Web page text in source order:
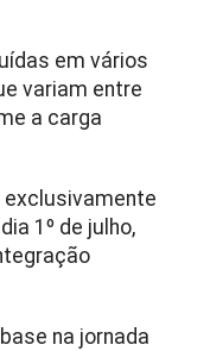
em vários
variam entre
a carga
1º de julho,
na jornada